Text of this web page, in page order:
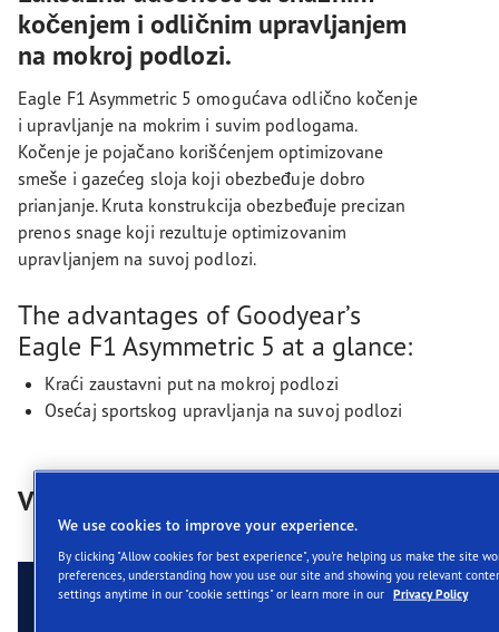
kočenjem i odličnim upravljanjem
na mokroj podlozi.
Eagle F1 Asymmetric 5 omogućava odlično kočenje
i upravljanje na mokrim i suvim podlogama.
Kočenje je pojačano korišćenjem optimizovane
smeše i gazećeg sloja koji obezbeđuje dobro
prianjanje. Kruta konstrukcija obezbeđuje precizan
prenos snage koji rezultuje optimizovanim
upravljanjem na suvoj podlozi.
The advantages of Goodyear’s
Eagle F1 Asymmetric 5 at a glance:
Kraći zaustavni put na mokroj podlozi
Osećaj sportskog upravljanja na suvoj podlozi
Video-zapisi
We use cookies to improve your experience.
By clicking "Allow cookies for best experience", you're helping us make the site
preferences, understanding how you use our site and showing you relevant
settings anytime in our "cookie settings" or learn more in our Privacy Policy